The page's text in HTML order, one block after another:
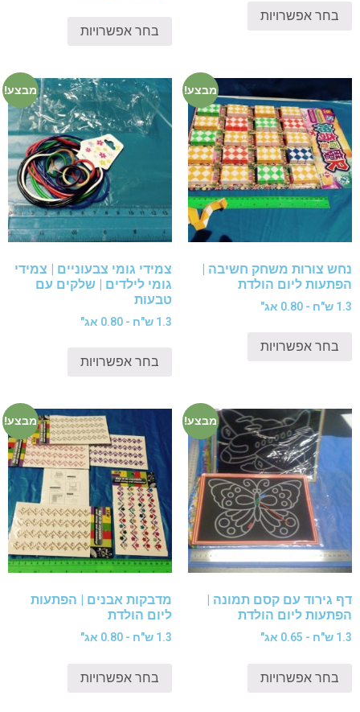
בחר אפשרויות
בחר אפשרויות
מבצע!
נחש צורות משחק חשיבה |
הפתעות ליום הולדת
1.3 ש"ח - 0.80 אג"
בחר אפשרויות
מבצע!
צמידי גומי צבעוניים | צמידי
גומי לילדים | שלקים עם
טבעות
1.3 ש"ח - 0.80 אג"
בחר אפשרויות
מבצע!
דף גירוד עם קסם תמונה |
הפתעות ליום הולדת
1.3 ש"ח - 0.65 אג"
בחר אפשרויות
מבצע!
מדבקות אבנים | הפתעות
ליום הולדת
1.3 ש"ח - 0.80 אג"
בחר אפשרויות